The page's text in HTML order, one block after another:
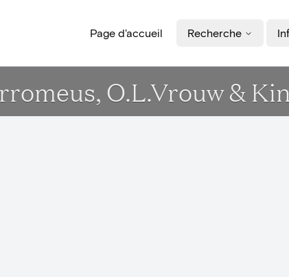
Page d'accueil Recherche
O.L.Vrouw &